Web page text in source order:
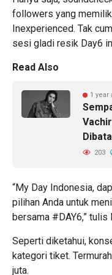
followers yang
Inexperienced. Tak
sesi gladi resik Day6
Read Also
1 year
203
“My Day Indonesia,
pilihan Anda untuk
bersama #DAY6,”
Seperti diketahui,
kategori tiket.
juta.